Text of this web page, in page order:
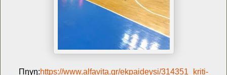
Πηγη:https://www.alfavita.gr/ekpaideysi/314351_kriti-